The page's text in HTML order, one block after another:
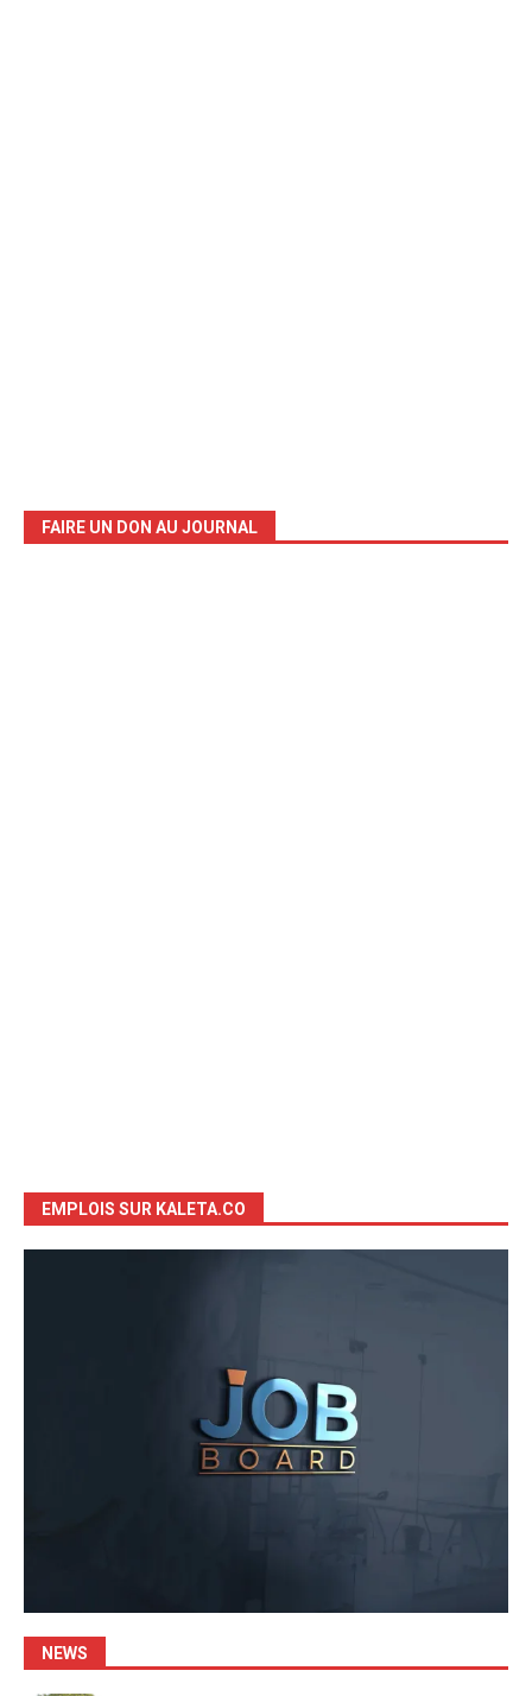
FAIRE UN DON AU JOURNAL
EMPLOIS SUR KALETA.CO
NEWS